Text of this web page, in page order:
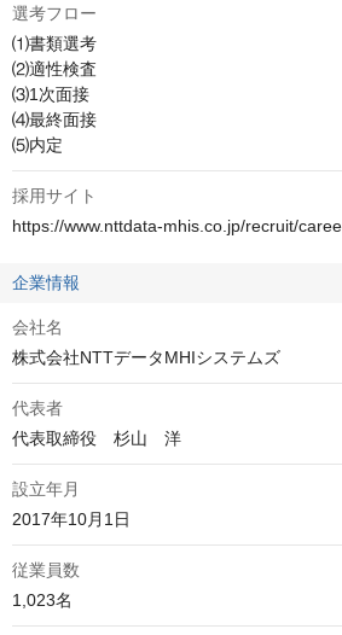
選考フロー
⑴書類選考
⑵適性検査
⑶1次面接
⑷最終面接
⑸内定
採用サイト
https://www.nttdata-mhis.co.jp/recruit/
企業情報
会社名
株式会社NTTデータMHIシステムズ
代表者
代表取締役　杉山　洋
設立年月
2017年10月1日
従業員数
1,023名